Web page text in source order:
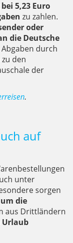
5,23 Euro
zu zahlen.
oder
die Deutsche
durch
den
der
.
auf
unter
sorgen
die
aus Drittländern
Urlaub